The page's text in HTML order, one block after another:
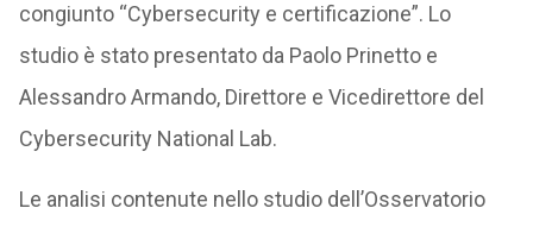
congiunto “Cybersecurity e certificazione”. Lo
studio è stato presentato da Paolo Prinetto e
Alessandro Armando, Direttore e Vicedirettore del
Cybersecurity National Lab.
Le analisi contenute nello studio dell’Osservatorio